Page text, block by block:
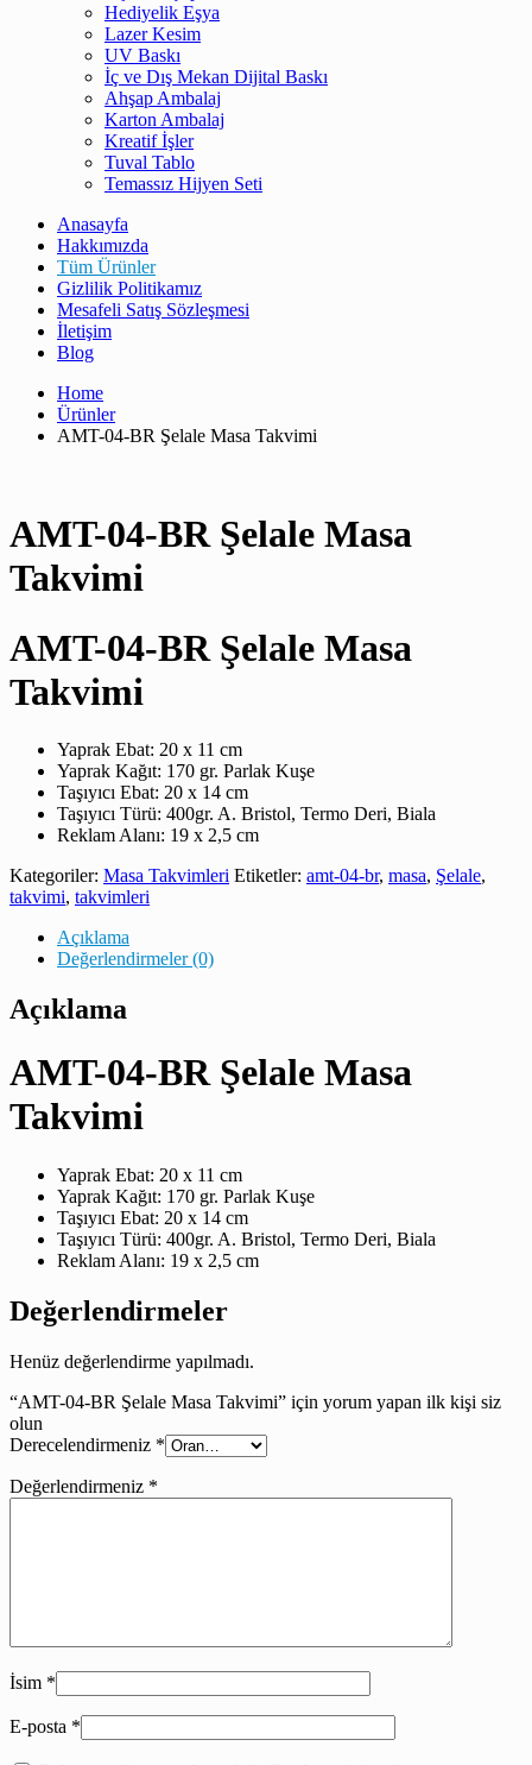
Hediyelik Eşya
Lazer Kesim
UV Baskı
İç ve Dış Mekan Dijital Baskı
Ahşap Ambalaj
Karton Ambalaj
Kreatif İşler
Tuval Tablo
Temassız Hijyen Seti
Anasayfa
Hakkımızda
Tüm Ürünler
Gizlilik Politikamız
Mesafeli Satış Sözleşmesi
İletişim
Blog
Home
Ürünler
AMT-04-BR Şelale Masa Takvimi
AMT-04-BR Şelale Masa
Takvimi
AMT-04-BR Şelale Masa
Takvimi
Yaprak Ebat: 20 x 11 cm
Yaprak Kağıt: 170 gr. Parlak Kuşe
Taşıyıcı Ebat: 20 x 14 cm
Taşıyıcı Türü: 400gr. A. Bristol, Termo Deri, Biala
Reklam Alanı: 19 x 2,5 cm
Kategoriler: Masa Takvimleri Etiketler: amt-04-br, masa, Şelale,
takvimi, takvimleri
Açıklama
Değerlendirmeler (0)
Açıklama
AMT-04-BR Şelale Masa
Takvimi
Yaprak Ebat: 20 x 11 cm
Yaprak Kağıt: 170 gr. Parlak Kuşe
Taşıyıcı Ebat: 20 x 14 cm
Taşıyıcı Türü: 400gr. A. Bristol, Termo Deri, Biala
Reklam Alanı: 19 x 2,5 cm
Değerlendirmeler
Henüz değerlendirme yapılmadı.
“AMT-04-BR Şelale Masa Takvimi” için yorum yapan ilk kişi siz
olun
Derecelendirmeniz *
Değerlendirmeniz *
İsim *
E-posta *